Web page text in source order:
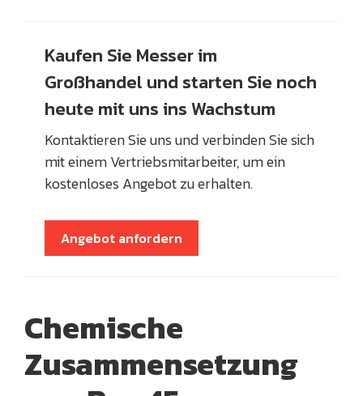
Kaufen Sie Messer im
Großhandel und starten Sie noch
heute mit uns ins Wachstum
Kontaktieren Sie uns und verbinden Sie sich
mit einem Vertriebsmitarbeiter, um ein
kostenloses Angebot zu erhalten.
Angebot anfordern
Chemische
Zusammensetzung